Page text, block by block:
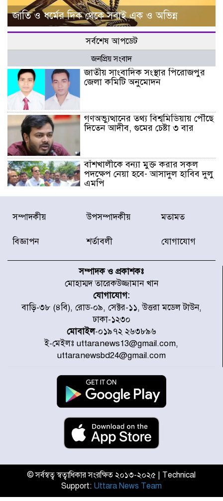
জাতি ও ধর্মের দিক থেকে সবাই এক ও অভিন্ন
সর্বশেষ আপডেট
জনপ্রিয় সংবাদ
জাতীয় সাংবাদিক সংস্থার পিরোজপুর
জেলা কমিটি অনুমোদন
গণঅভ্যুত্থানের তথ্য বিশ্বমিডিয়ায় পৌঁছে
দিতেন আদীব, গুমের চেষ্টা ৩ বার
বাঁশখালীকে বন্যা মুক্ত করার সকল
পদক্ষেপ নেয়া হবে- আসাদুল হাবিব দুলু
এমপি
বিদ্যুৎ-জ্বালানি খাতে অস্থিরতা তৈরির
চেষ্টা করছে একটি চক্র : প্রধানমন্ত্রী
৫ আহত, চীনে বন্দর বন্ধ
চিকিৎসা খাতে জিডিপির ৫ শতাংশ
বরাদ্দের ঘোষণা স্থানীয় সরকার মন্ত্রীর
জুলাই জাদুঘর ঘুরে দেখলেন এনসিপি
নেতারা
যুক্তরাষ্ট্রে দাবানল নেভাতে গিয়ে
হেলিকপ্টার বিধ্বস্ত, নিহত ১
মজুদদারের সর্বোচ্চ শাস্তি মৃত্যুদণ্ড, তাই
ভেবে মজুদ করবেন : আইনমন্ত্রী
আন্তর্জাতিক আদিবাসী দিবস: রাষ্ট্রের
দায়িত্ব ও দায়বদ্ধতা II – মং এ খেন
সম্পাদকীয় উপসম্পাদকীয় মতামত
বিজ্ঞাপন শর্তাবলী যোগাযোগ
সম্পাদক ও প্রকাশকঃ
মোহাম্মদ তারেকউজ্জামান খান
যোগাযোগ:
বাড়ি-৩৮ (৪বি), রোড-০৯, সেক্টর-১১, উত্তরা মডেল টাউন,
ঢাকা-১২৩০
মোবাইল-০১৯৭২ ২৬৩৮৯৬
ই-মেইলঃ uttaranews13@gmail.com,
uttaranewsbd24@gmail.com
© সর্বস্বত্ব স্বত্বাধিকার সংরক্ষিত ২০১৩-২০২৫ | Technical
Support: Uttara News Team